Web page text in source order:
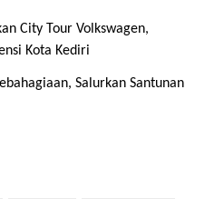
City Tour Volkswagen,
Kota Kediri
Salurkan Santunan